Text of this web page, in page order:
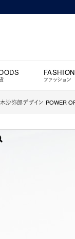
FASHION
ファッション
木沙弥郎デザイン POWER